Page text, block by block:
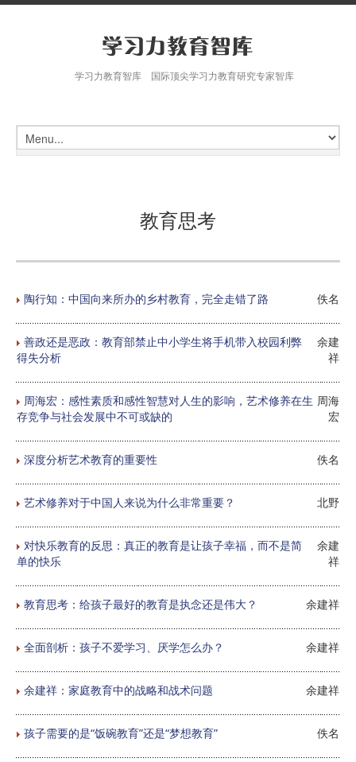
学习力教育智库 国际顶尖学习力教育研究专家智库
教育思考
陶行知：中国向来所办的乡村教育，完全走错了路 佚名
善政还是恶政：教育部禁止中小学生将手机带入校园利弊
得失分析
余建
祥
周海宏：感性素质和感性智慧对人生的影响，艺术修养在生
存竞争与社会发展中不可或缺的
周海
宏
深度分析艺术教育的重要性 佚名
艺术修养对于中国人来说为什么非常重要？ 北野
对快乐教育的反思：真正的教育是让孩子幸福，而不是简
单的快乐
余建
祥
教育思考：给孩子最好的教育是执念还是伟大？ 余建祥
全面剖析：孩子不爱学习、厌学怎么办？ 余建祥
余建祥：家庭教育中的战略和战术问题 余建祥
孩子需要的是“饭碗教育”还是“梦想教育” 佚名